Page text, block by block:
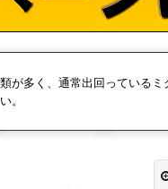
多く、通常出回っている
。